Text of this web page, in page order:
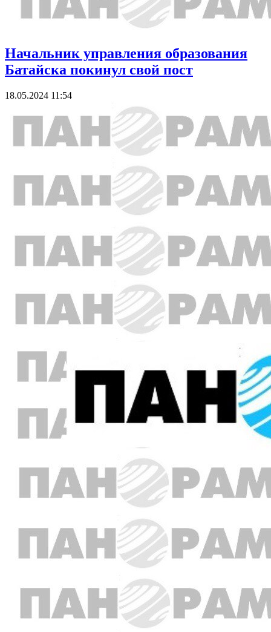
Начальник управления образования
Батайска покинул свой пост
18.05.2024 11:54